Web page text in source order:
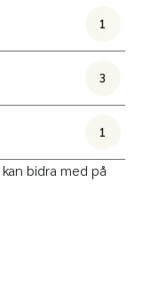
1
3
1
bidra med på